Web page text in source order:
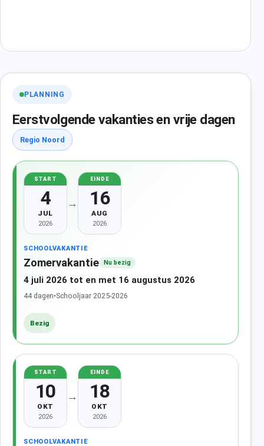
PLANNING
Eerstvolgende vakanties en vrije dagen
Regio Noord
START
4
JUL
2026
→
EINDE
16
AUG
2026
SCHOOLVAKANTIE
Zomervakantie Nu bezig
4 juli 2026 tot en met 16 augustus 2026
44 dagen•Schooljaar 2025-2026
Bezig
START
10
OKT
2026
→
EINDE
18
OKT
2026
SCHOOLVAKANTIE